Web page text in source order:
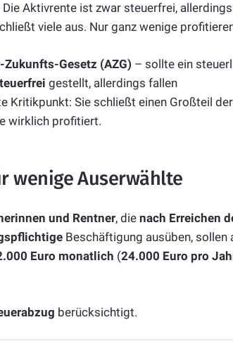
Aktivrente ist zwar steuerfrei,
viele aus. Nur ganz wenige
Gesetz (AZG) – sollte ein
gestellt, allerdings fallen
Kritikpunkt: Sie schließt einen Großteil
wirklich profitiert.
wenige Auserwählte
und Rentner, die nach Erreichen
Beschäftigung ausüben, sollen
Euro monatlich (24.000 Euro pro
berücksichtigt.